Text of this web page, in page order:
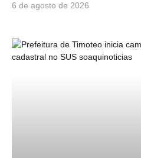
6 de agosto de 2026